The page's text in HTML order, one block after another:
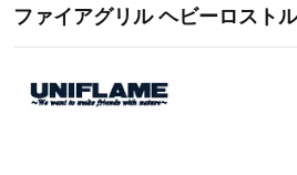
ファイアグリル ヘビーロストル